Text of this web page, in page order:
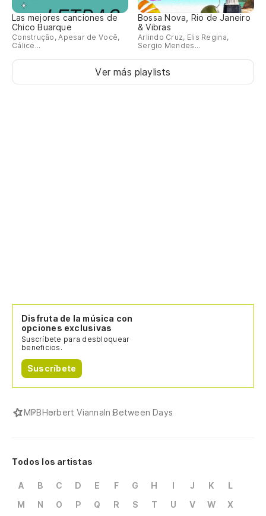
Las mejores canciones de
Chico Buarque
Construção, Apesar de Você,
Cálice...
Bossa Nova, Rio de Janeiro
& Vibras
Arlindo Cruz, Elis Regina,
Sergio Mendes...
Ver más playlists
Disfruta de la música con
opciones exclusivas
Suscríbete para desbloquear
beneficios.
Suscríbete
MPBHerbert ViannaIn Between Days
Todos los artistas
A B C D E F G H I J K
L
M
N O P Q R S T U V W
X